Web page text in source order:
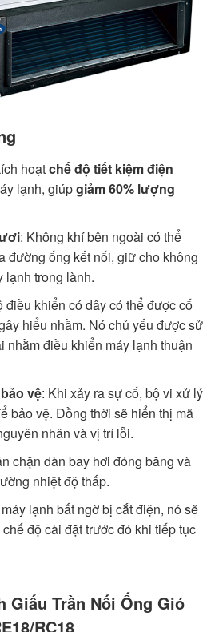
hoạtchế độ tiết kiệm điện
lạnh, giúpgiảm 60% lượng
: Không khí bên ngoài có thể
đường ống kết nối, giữ cho không
lạnh trong lành.
điều khiển có dây có thể được cố
hiểu nhầm. Nó chủ yếu được sử
nhằm điều khiển máy lạnh thuận
vệ: Khi xảy ra sự cố, bộ vi xử lý
bảo vệ. Đồng thời sẽ hiển thị mã
nhân và vị trí lỗi.
chặn dàn bay hơi đóng băng và
nhiệt độ thấp.
lạnh bất ngờ bị cắt điện, nó sẽ
độ cài đặt trước đó khi tiếp tục
Giấu Trần Nối Ống Gió
RC18